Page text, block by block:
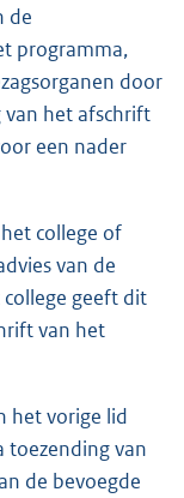
de
programma,
door
van het afschrift
een nader
college of
van de
geeft dit
van het
het vorige lid
toezending van
de bevoegde